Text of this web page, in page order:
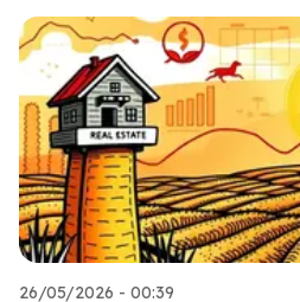
26/05/2026 - 00:39